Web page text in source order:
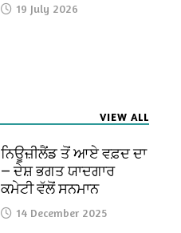
19 July 2026
VIEW ALL
ਨਿਊਜ਼ੀਲੈਂਡ ਤੋਂ ਆਏ ਵਫ਼ਦ ਦਾ
— ਦੇਸ਼ ਭਗਤ ਯਾਦਗਾਰ
ਕਮੇਟੀ ਵੱਲੋਂ ਸਨਮਾਨ
14 December 2025